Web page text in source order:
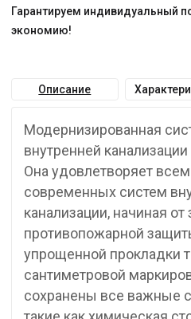
Гарантируем индивидуальный
экономию!
Описание
Модернизированная
внутренней
Она удовлетворяет
современных систем
канализации, начиная
противопожарной
упрощенной прокладки
сантиметровой
сохранены все важные